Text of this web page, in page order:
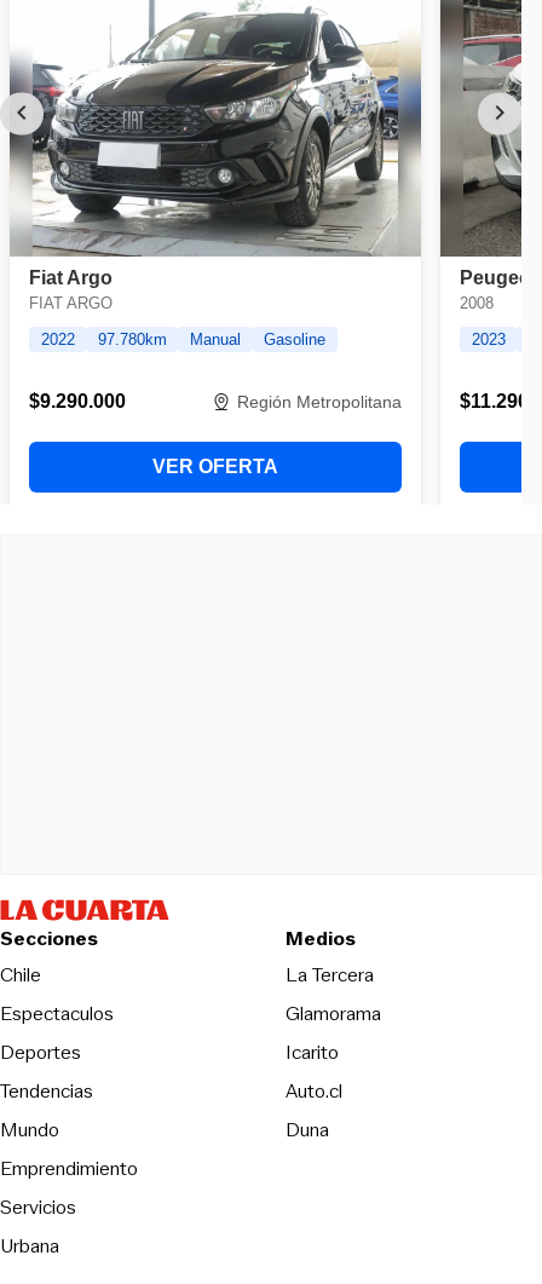
Secciones
Chile
Espectaculos
Deportes
Tendencias
Mundo
Emprendimiento
Servicios
Urbana
Medios
La TerceraOpens in new
Glamorama
Icarito
Auto.cl
DunaOpens in new window